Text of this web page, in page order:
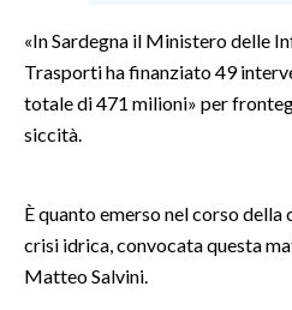
SALUTE
EVENTI
#CARAUNIONE
«In Sardegna il Ministero delle
Trasporti ha finanziato 49
totale di 471 milioni» per
siccità.
È quanto emerso nel corso della
crisi idrica, convocata questa
Matteo Salvini.